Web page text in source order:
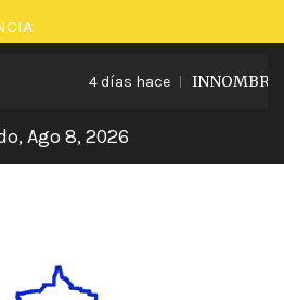
4 días hace
Ago 8, 2026